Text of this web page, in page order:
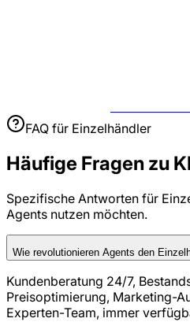
FAQ für Einzelhändler
Häufige Fragen zu
Spezifische Antworten für
Agents nutzen möchten.
Wie revolutionieren Agents den
Kundenberatung 24/7,
Preisoptimierung, Marketing-
Experten-Team, immer